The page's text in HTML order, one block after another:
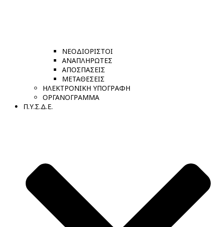
ΝΕΟΔΙΟΡΙΣΤΟΙ
ΑΝΑΠΛΗΡΩΤΕΣ
ΑΠΟΣΠΑΣΕΙΣ
ΜΕΤΑΘΕΣΕΙΣ
ΗΛΕΚΤΡΟΝΙΚΗ ΥΠΟΓΡΑΦΗ
ΟΡΓΑΝΟΓΡΑΜΜΑ
Π.Υ.Σ.Δ.Ε.